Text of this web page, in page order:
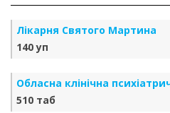
Лікарня Святого Мартина
140 уп
Обласна клінічна
510 таб